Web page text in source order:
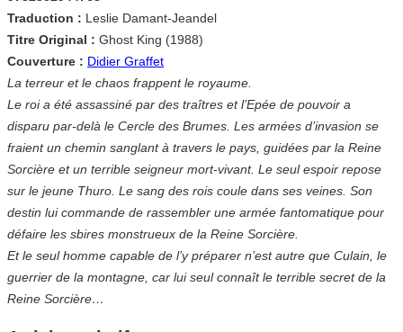
Traduction : Leslie Damant-Jeandel
Titre Original : Ghost King (1988)
Couverture : Didier Graffet
La terreur et le chaos frappent le royaume.
Le roi a été assassiné par des traîtres et l’Epée de pouvoir a
disparu par-delà le Cercle des Brumes. Les armées d’invasion se
fraient un chemin sanglant à travers le pays, guidées par la Reine
Sorcière et un terrible seigneur mort-vivant. Le seul espoir repose
sur le jeune Thuro. Le sang des rois coule dans ses veines. Son
destin lui commande de rassembler une armée fantomatique pour
défaire les sbires monstrueux de la Reine Sorcière.
Et le seul homme capable de l’y préparer n’est autre que Culain, le
guerrier de la montagne, car lui seul connaît le terrible secret de la
Reine Sorcière…